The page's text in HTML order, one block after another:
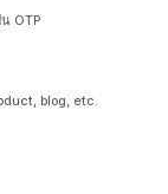
OTP
blog, etc.